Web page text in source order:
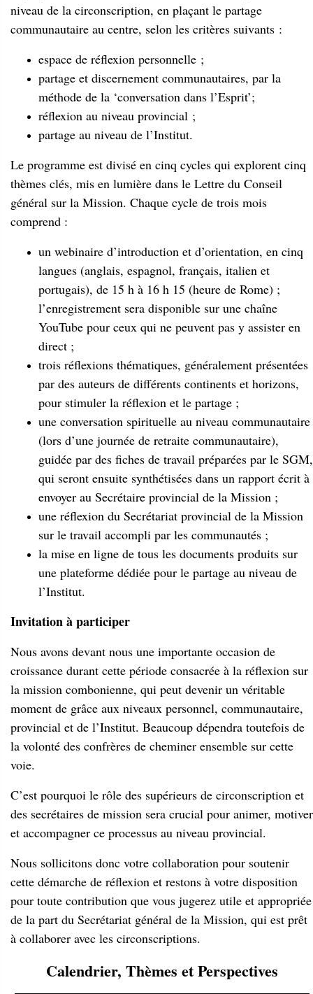
niveau de la circonscription, en plaçant le partage
communautaire au centre, selon les critères suivants :
espace de réflexion personnelle ;
partage et discernement communautaires, par la
méthode de la ‘conversation dans l’Esprit’;
réflexion au niveau provincial ;
partage au niveau de l’Institut.
Le programme est divisé en cinq cycles qui explorent cinq
thèmes clés, mis en lumière dans le Lettre du Conseil
général sur la Mission. Chaque cycle de trois mois
comprend :
un webinaire d’introduction et d’orientation, en cinq
langues (anglais, espagnol, français, italien et
portugais), de 15 h à 16 h 15 (heure de Rome) ;
l’enregistrement sera disponible sur une chaîne
YouTube pour ceux qui ne peuvent pas y assister en
direct ;
trois réflexions thématiques, généralement présentées
par des auteurs de différents continents et horizons,
pour stimuler la réflexion et le partage ;
une conversation spirituelle au niveau communautaire
(lors d’une journée de retraite communautaire),
guidée par des fiches de travail préparées par le SGM,
qui seront ensuite synthétisées dans un rapport écrit à
envoyer au Secrétaire provincial de la Mission ;
une réflexion du Secrétariat provincial de la Mission
sur le travail accompli par les communautés ;
la mise en ligne de tous les documents produits sur
une plateforme dédiée pour le partage au niveau de
l’Institut.
Invitation à participer
Nous avons devant nous une importante occasion de
croissance durant cette période consacrée à la réflexion sur
la mission combonienne, qui peut devenir un véritable
moment de grâce aux niveaux personnel, communautaire,
provincial et de l’Institut. Beaucoup dépendra toutefois de
la volonté des confrères de cheminer ensemble sur cette
voie.
C’est pourquoi le rôle des supérieurs de circonscription et
des secrétaires de mission sera crucial pour animer, motiver
et accompagner ce processus au niveau provincial.
Nous sollicitons donc votre collaboration pour soutenir
cette démarche de réflexion et restons à votre disposition
pour toute contribution que vous jugerez utile et appropriée
de la part du Secrétariat général de la Mission, qui est prêt
à collaborer avec les circonscriptions.
Calendrier, Thèmes et Perspectives